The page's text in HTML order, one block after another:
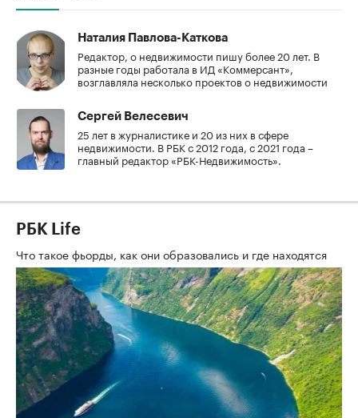
Наталия Павлова-Каткова
Редактор, о недвижимости пишу более 20 лет. В
разные годы работала в ИД «Коммерсант»,
возглавляла несколько проектов о недвижимости
Сергей Велесевич
25 лет в журналистике и 20 из них в сфере
недвижимости. В РБК с 2012 года, с 2021 года –
главный редактор «РБК-Недвижимость».
РБК Life
Что такое фьорды, как они образовались и где находятся